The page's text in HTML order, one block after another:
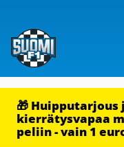
🎁 Huipputarjous
kierrätysvapaa
peliin - vain 1